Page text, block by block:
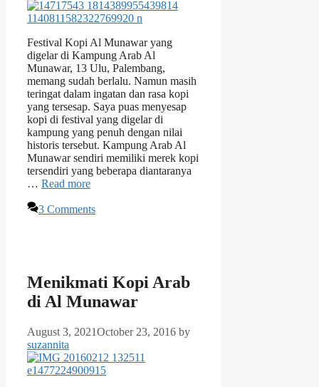
Festival Kopi Al Munawar yang
digelar di Kampung Arab Al
Munawar, 13 Ulu, Palembang,
memang sudah berlalu. Namun masih
teringat dalam ingatan dan rasa kopi
yang tersesap. Saya puas menyesap
kopi di festival yang digelar di
kampung yang penuh dengan nilai
historis tersebut. Kampung Arab Al
Munawar sendiri memiliki merek kopi
tersendiri yang beberapa diantaranya
… Read more
3 Comments
Menikmati Kopi Arab
di Al Munawar
August 3, 2021October 23, 2016 by
suzannita